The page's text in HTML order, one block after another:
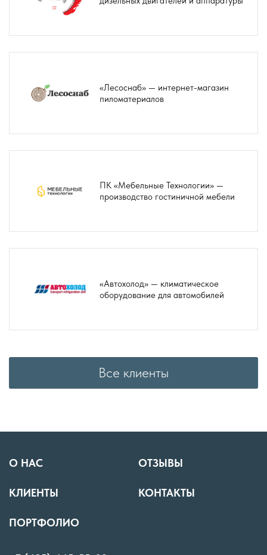
«Лесоснаб» — интернет-магазин
пиломатериалов
ПК «Мебельные Технологии» —
производство гостиничной мебели
«Автохолод» — климатическое
оборудование для автомобилей
Все клиенты
О НАС
КЛИЕНТЫ
ПОРТФОЛИО
ОТЗЫВЫ
КОНТАКТЫ